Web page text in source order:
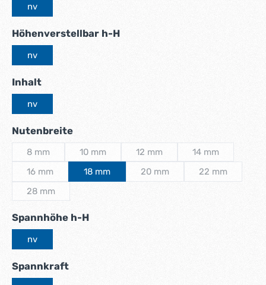
nv
Höhenverstellbar h-Hauswählen
nv
Inhaltauswählen
nv
Nutenbreiteauswählen
8 mm 10 mm 12 mm 14 mm
16 mm
(Diese Option ist zurzeit nicht verfügbar.)
18 mm 20 mm 22 mm
28 mm
Spannhöhe h-Hauswählen
nv
Spannkraftauswählen